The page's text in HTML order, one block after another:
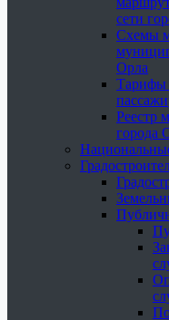
сети
Схемы
Орла
Тарифы
Реестр
города